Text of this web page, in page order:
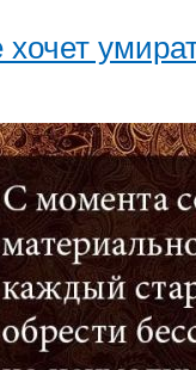
хочет